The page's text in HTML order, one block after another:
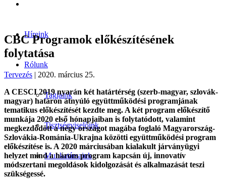
Híreink
Rólunk
Tagjaink
Tisztségviselőink
Munkatársaink
CBC Programok előkészítésének
folytatása
Tervezés | 2020. március 25.
A CESCI 2019 nyarán két határtérség (szerb-magyar, szlovák-
magyar) határon átnyúló együttműködési programjának
tematikus előkészítését kezdte meg. A két program előkészítő
munkája 2020 első hónapjaiban is folytatódott, valamint
megkezdődött a négy országot magába foglaló Magyarország-
Szlovákia-Románia-Ukrajna közötti együttműködési program
előkészítése is. A 2020 márciusában kialakult járványügyi
helyzet mind a három program kapcsán új, innovatív
módszertani megoldások kidolgozását és alkalmazását teszi
szükségessé.